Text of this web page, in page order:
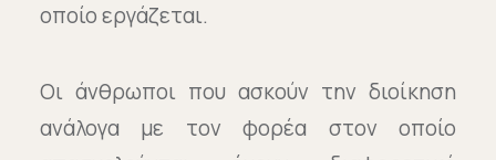
οποίο εργάζεται.
Οι άνθρωποι που ασκούν την διοίκηση
ανάλογα με τον φορέα στον οποίο